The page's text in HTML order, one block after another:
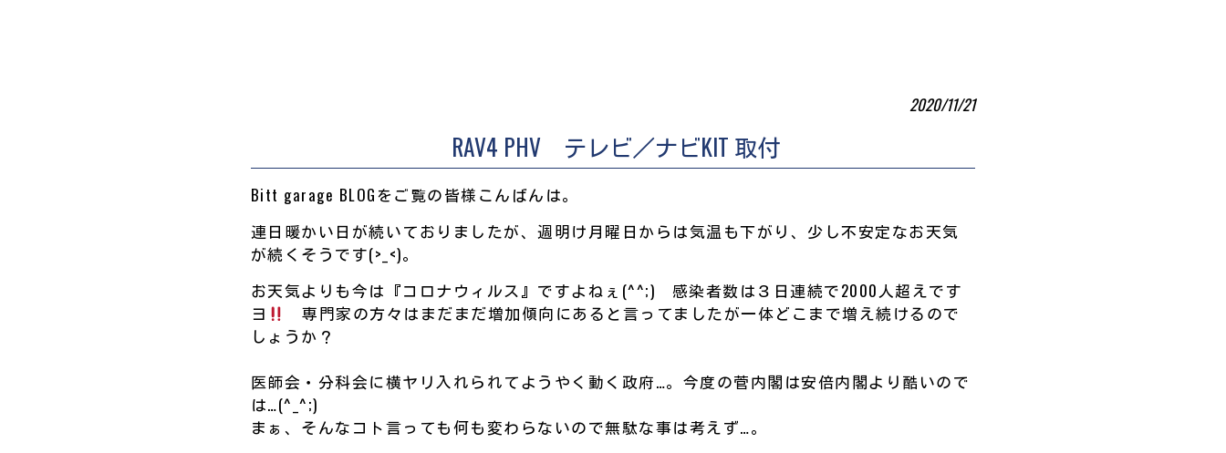
2020/11/21
RAV4 PHV テレビ／ナビKIT 取付
Bitt garage BLOGをご覧の皆様こんばんは。
連日暖かい日が続いておりましたが、週明け月曜日からは気温も下がり、少し不安定なお天気
が続くそうです(>_<)。
お天気よりも今は『コロナウィルス』ですよねぇ(^^;) 感染者数は３日連続で2000人超えです
ヨ
専門家の方々はまだまだ増加傾向にあると言ってましたが一体どこまで増え続けるので
しょうか？
医師会・分科会に横ヤリ入れられてようやく動く政府…。今度の菅内閣は安倍内閣より酷いので
は…(^_^;)
まぁ、そんなコト言っても何も変わらないので無駄な事は考えず…。